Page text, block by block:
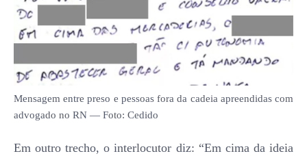
Mensagem entre preso e pessoas fora da cadeia apreendidas com
advogado no RN — Foto: Cedido
Em outro trecho, o interlocutor diz: “Em cima da ideia